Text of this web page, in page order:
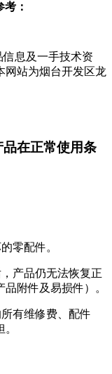
：
信息及一手技术资
网站为烟台开发区龙
在正常使用条
零配件。
产品仍无法恢复正
附件及易损件）。
有维修费、配件